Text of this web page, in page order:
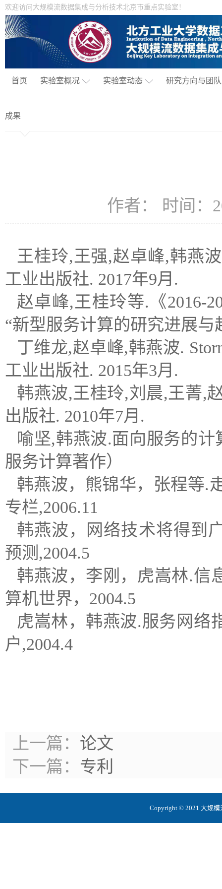
欢迎访问大规模流数据集成与分析技术北京市重点实验室！
首页 实验室概况 实验室动态 研究方向与团队
成果
作者： 时间：
王桂玲,王强,赵卓峰,韩燕
工业出版社. 2017年9月.
赵卓峰,王桂玲等.《2016-
“新型服务计算的研究进展与
丁维龙,赵卓峰,韩燕波.
工业出版社. 2015年3月.
韩燕波,王桂玲,刘晨,王菁,
出版社. 2010年7月.
喻坚,韩燕波.面向服务的计
服务计算著作）
韩燕波，熊锦华，张程等.
专栏,2006.11
韩燕波，网络技术将得到
预测,2004.5
韩燕波，李刚，虎嵩林.信
算机世界，2004.5
虎嵩林，韩燕波.服务网络
户,2004.4
上一篇： 论文
下一篇： 专利
Copyright © 2021 大规